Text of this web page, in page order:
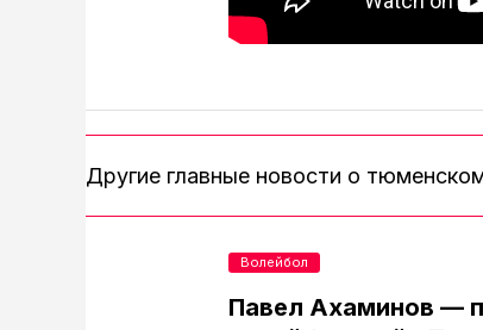
Другие главные новости о
Павел Ахаминов —
Волейбол